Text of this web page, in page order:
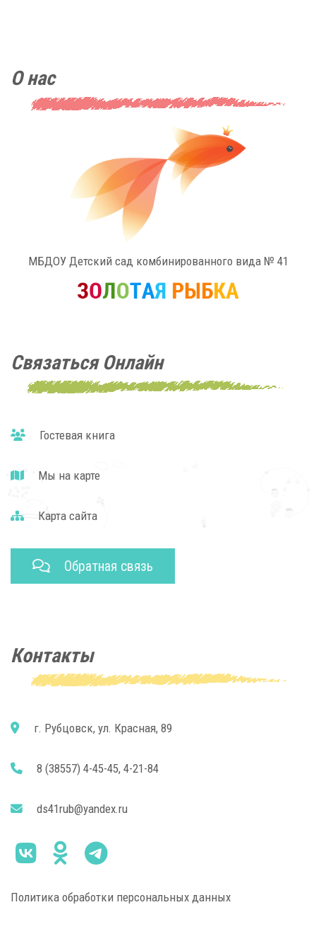
О нас
МБДОУ Детский сад комбинированного вида № 41
Связаться Онлайн
Гостевая книга
Мы на карте
Карта сайта
Обратная связь
Контакты
г. Рубцовск, ул. Красная, 89
8 (38557) 4-45-45, 4-21-84
ds41rub@yandex.ru
Политика обработки персональных данных